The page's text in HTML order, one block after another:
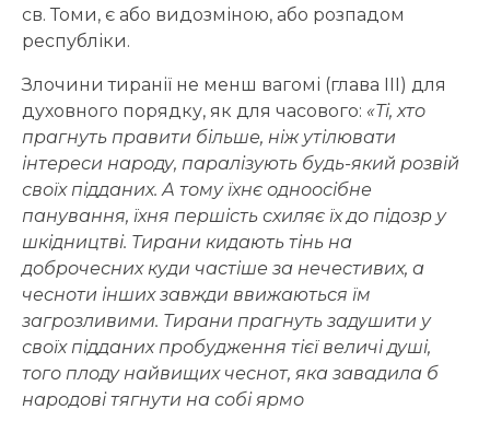
св. Томи, є або видозміною, або розпадом
республіки.
Злочини тиранії не менш вагомі (глава III) для
духовного порядку, як для часового: «Ті, хто
прагнуть правити більше, ніж утілювати
інтереси народу, паралізують будь-який розвій
своїх підданих. А тому їхнє одноосібне
панування, їхня першість схиляє їх до підозр у
шкідництві. Тирани кидають тінь на
доброчесних куди частіше за нечестивих, а
чесноти інших завжди ввижаються їм
загрозливими. Тирани прагнуть задушити у
своїх підданих пробудження тієї величі душі,
того плоду найвищих чеснот, яка завадила б
народові тягнути на собі ярмо